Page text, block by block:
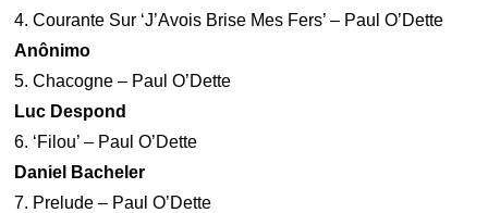
4. Courante Sur ‘J’Avois Brise Mes Fers’ – Paul O’Dette
Anônimo
5. Chacogne – Paul O’Dette
Luc Despond
6. ‘Filou’ – Paul O’Dette
Daniel Bacheler
7. Prelude – Paul O’Dette